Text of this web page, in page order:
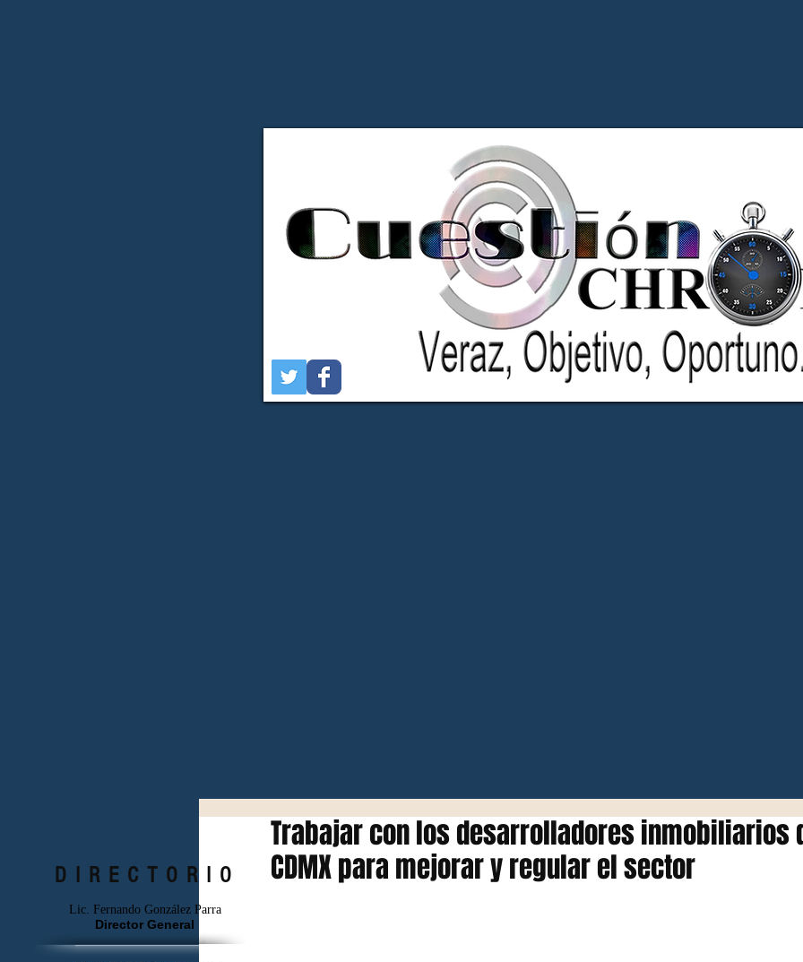
Trabajar con los desarrolladores inmobiliarios
CDMX para mejorar y regular el sector
DIRECTORIO
Lic. Fernando González Parra
Director General